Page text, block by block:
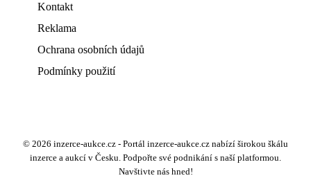
Kontakt
Reklama
Ochrana osobních údajů
Podmínky použití
© 2026 inzerce-aukce.cz - Portál inzerce-aukce.cz nabízí širokou škálu
inzerce a aukcí v Česku. Podpořte své podnikání s naší platformou.
Navštivte nás hned!